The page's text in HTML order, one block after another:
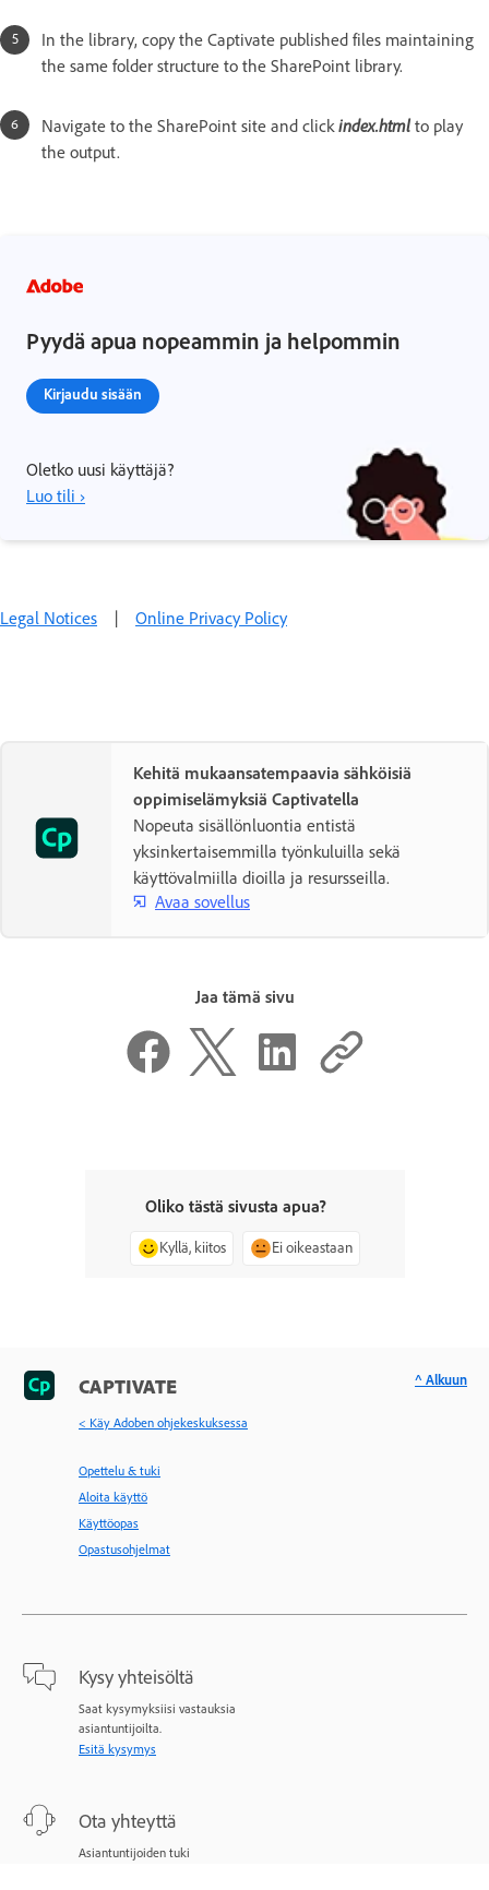
In the library, copy the Captivate published files maintaining
the same folder structure to the SharePoint library.
Navigate to the SharePoint site and clickindex.html to play
the output.
Pyydä apua nopeammin ja helpommin
Kirjaudu sisään
Oletko uusi käyttäjä?
Luo tili ›
Legal Notices | Online Privacy Policy
Kehitä mukaansatempaavia sähköisiä
oppimiselämyksiä Captivatella
Nopeuta sisällönluontia entistä
yksinkertaisemmilla työnkuluilla sekä
käyttövalmiilla dioilla ja resursseilla.
Avaa sovellus
Jaa tämä sivu
Oliko tästä sivusta apua?
Kyllä, kiitos Ei oikeastaan
CAPTIVATE
< Käy Adoben ohjekeskuksessa
Opettelu & tuki
Aloita käyttö
Käyttöopas
Opastusohjelmat
Kysy yhteisöltä
Saat kysymyksiisi vastauksia
asiantuntijoilta.
Esitä kysymys
Ota yhteyttä
Asiantuntijoiden tuki
^ Alkuun